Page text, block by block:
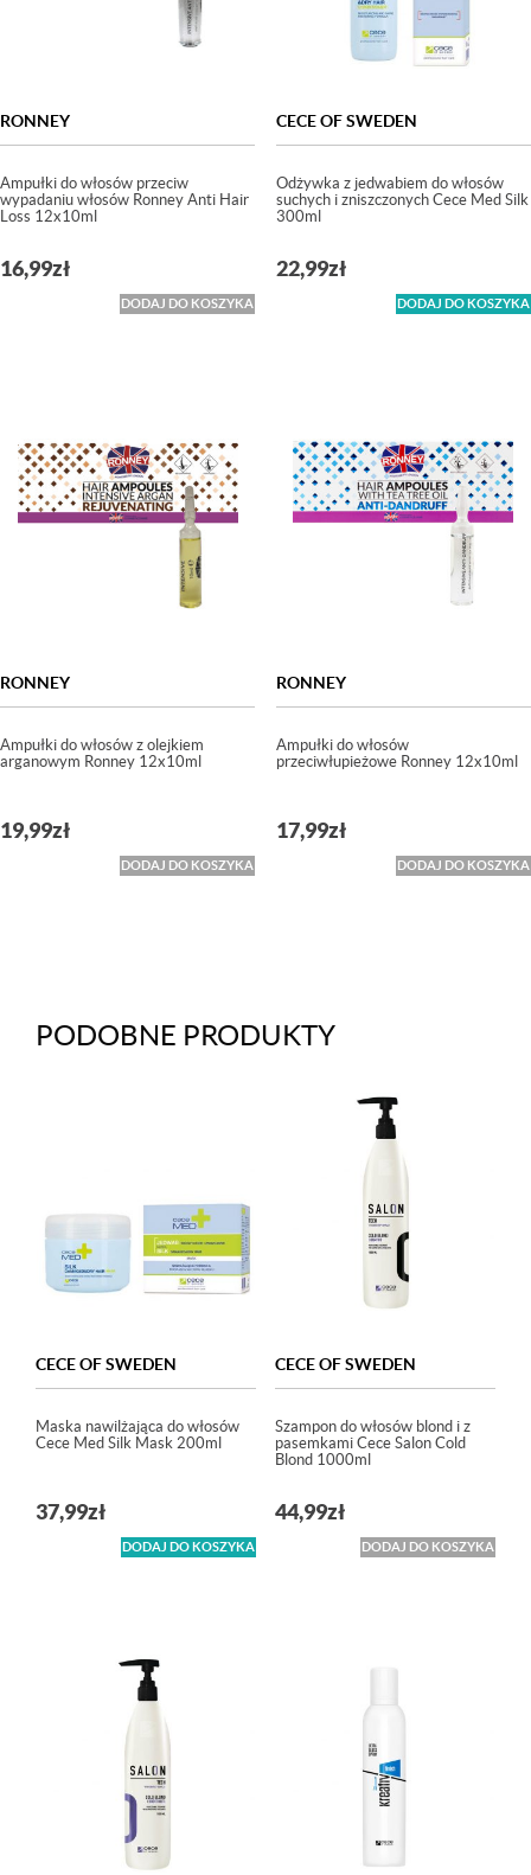
RONNEY
Ampułki do włosów przeciw
wypadaniu włosów Ronney Anti Hair
Loss 12x10ml
16,99zł
DODAJ DO KOSZYKA
CECE OF SWEDEN
Odżywka z jedwabiem do włosów
suchych i zniszczonych Cece Med Silk
300ml
22,99zł
DODAJ DO KOSZYKA
RONNEY
Ampułki do włosów z olejkiem
arganowym Ronney 12x10ml
19,99zł
DODAJ DO KOSZYKA
RONNEY
Ampułki do włosów
przeciwłupieżowe Ronney 12x10ml
17,99zł
DODAJ DO KOSZYKA
PODOBNE PRODUKTY
CECE OF SWEDEN
Maska nawilżająca do włosów
Cece Med Silk Mask 200ml
37,99zł
DODAJ DO KOSZYKA
CECE OF SWEDEN
Szampon do włosów blond i z
pasemkami Cece Salon Cold
Blond 1000ml
44,99zł
DODAJ DO KOSZYKA